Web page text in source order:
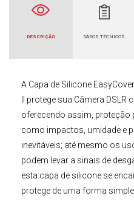
DESCRIÇÃO DADOS TÉCNICOS
A Capa de Silicone
protege sua Câmera DSLR
oferecendo assim, proteção
como impactos, umidade e
inevitáveis; até mesmo os
podem levar a sinais de
esta capa de silicone se
protege de uma forma